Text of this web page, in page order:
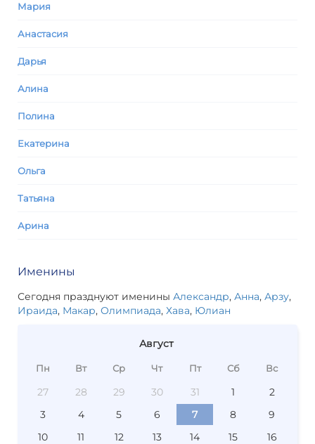
Мария
Анастасия
Дарья
Алина
Полина
Екатерина
Ольга
Татьяна
Арина
Именины
Сегодня празднуют именины Александр, Анна, Арзу,
Ираида, Макар, Олимпиада, Хава, Юлиан
Август
Пн Вт Ср Чт Пт Сб Вс
27 28 29 30 31 1
2
3
4 5 6 7 8
9
10
11 12 13 14 15
16